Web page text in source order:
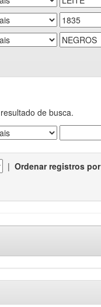
de busca.
| Ordenar registros por